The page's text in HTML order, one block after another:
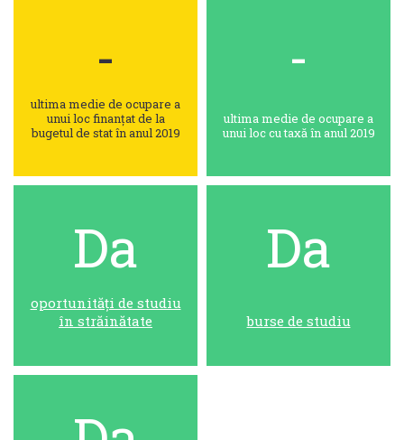
-
ultima medie de ocupare a
unui loc finanțat de la
bugetul de stat în anul 2019
-
ultima medie de ocupare a
unui loc cu taxă în anul 2019
Da
oportunități de studiu
în străinătate
Da
burse de studiu